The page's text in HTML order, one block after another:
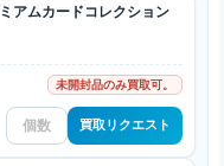
アムカードコレクション
未開封品のみ買取可。
買取リクエスト